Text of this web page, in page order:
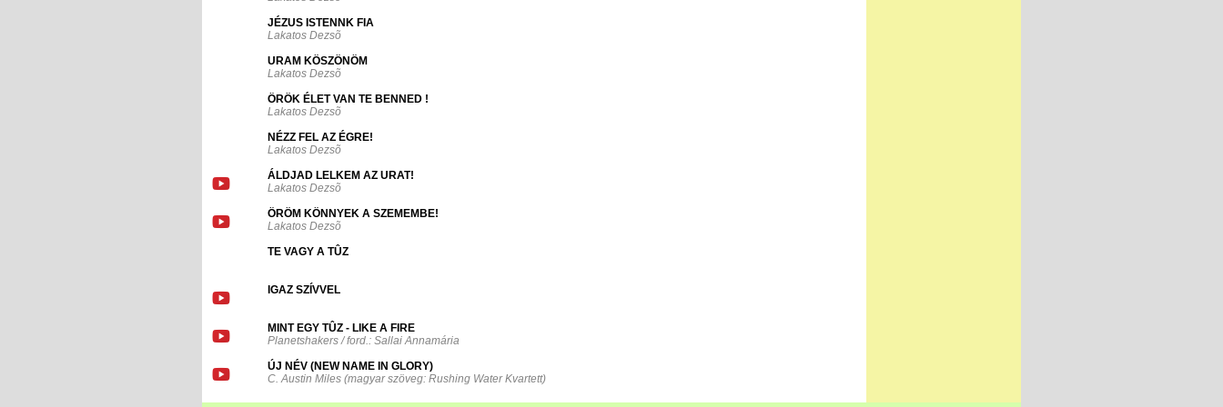
JÉZUS ISTENNK FIA
Lakatos Dezsõ
URAM KÖSZÖNÖM
Lakatos Dezsõ
ÖRÖK ÉLET VAN TE BENNED !
Lakatos Dezsõ
NÉZZ FEL AZ ÉGRE!
Lakatos Dezsõ
ÁLDJAD LELKEM AZ URAT!
Lakatos Dezsõ
ÖRÖM KÖNNYEK A SZEMEMBE!
Lakatos Dezsõ
TE VAGY A TÛZ
IGAZ SZÍVVEL
MINT EGY TÛZ - LIKE A FIRE
Planetshakers / ford.: Sallai Annamária
ÚJ NÉV (NEW NAME IN GLORY)
C. Austin Miles (magyar szöveg: Rushing Water Kvartett)